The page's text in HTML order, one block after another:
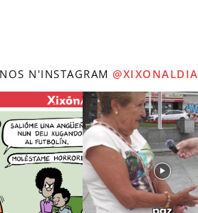
N'INSTAGRAM @XIXONALDIA